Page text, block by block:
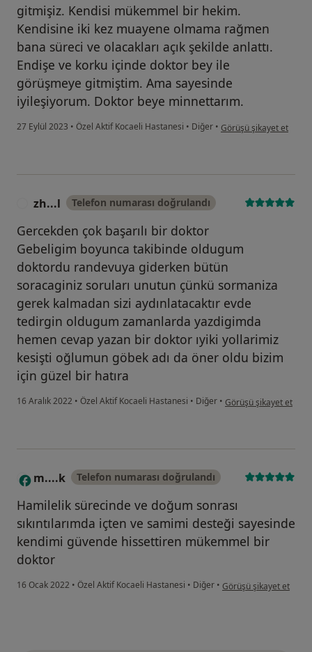
gitmişiz. Kendisi mükemmel bir hekim.
Kendisine iki kez muayene olmama rağmen
bana süreci ve olacakları açık şekilde anlattı.
Endişe ve korku içinde doktor bey ile
görüşmeye gitmiştim. Ama sayesinde
iyileşiyorum. Doktor beye minnettarım.
27 Eylül 2023 • Özel Aktif Kocaeli Hastanesi • Diğer • kullanıcının görüşüne
Görüşü şikayet et
zh...l Telefon numarası doğrulandı
Gercekden çok başarılı bir doktor
Gebeligim boyunca takibinde oldugum
doktordu randevuya giderken bütün
soracaginiz soruları unutun çünkü sormaniza
gerek kalmadan sizi aydınlatacaktır evde
tedirgin oldugum zamanlarda yazdigimda
hemen cevap yazan bir doktor ıyiki yollarimiz
kesişti oğlumun göbek adı da öner oldu bizim
için güzel bir hatıra
16 Aralık 2022 • Özel Aktif Kocaeli Hastanesi • Diğer • kullanıcının görüşüne
Görüşü şikayet et
M m....k Telefon numarası doğrulandı
Hamilelik sürecinde ve doğum sonrası
sıkıntılarımda içten ve samimi desteği sayesinde
kendimi güvende hissettiren mükemmel bir
doktor
16 Ocak 2022 • Özel Aktif Kocaeli Hastanesi • Diğer • kullanıcının görüşüne
Görüşü şikayet et